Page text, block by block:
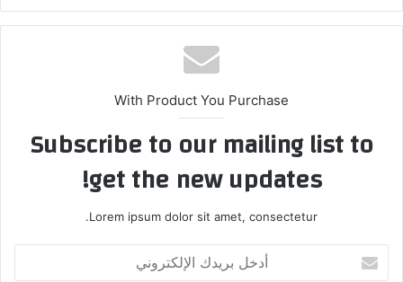
With Product You Purchase
Subscribe to our mailing list to
get the new updates!
Lorem ipsum dolor sit amet, consectetur.
بريدك